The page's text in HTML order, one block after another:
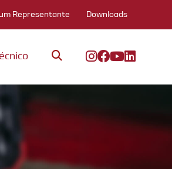
Representante Downloads